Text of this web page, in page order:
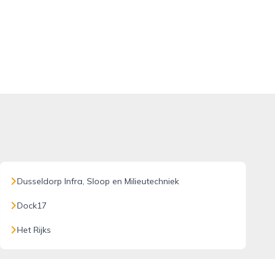
Dusseldorp Infra, Sloop en Milieutechniek
Dock17
Het Rijks